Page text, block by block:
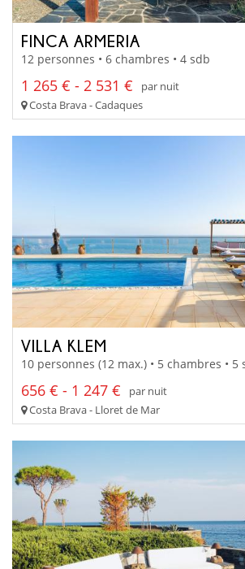
FINCA ARMERIA
12 personnes • 6 chambres • 4 sdb
1 265 € - 2 531 €
par nuit
Costa Brava - Cadaques
VILLA KLEM
10 personnes (12 max.) • 5 chambres • 5
656 € - 1 247 €
par nuit
Costa Brava - Lloret de Mar